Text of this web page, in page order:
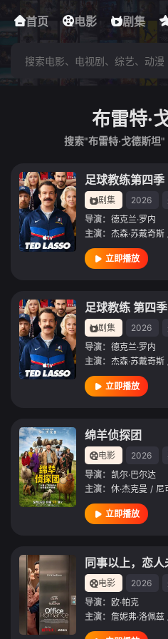
首页 电影 剧集
下载客户端
布雷特·
搜索"布雷特·戈德斯坦"
足球教练第四季
剧集 2026
导演： 德克兰·罗内
主演： 杰森·苏戴奇斯
立即播放
足球教练 第四季
剧集 2026
导演： 德克兰·罗内
主演： 杰森·苏戴奇斯
立即播放
绵羊侦探团
电影 2026
导演： 凯尔·巴尔达
主演： 休·杰克曼 / 尼
立即播放
同事以上，恋人
电影 2026
导演： 欧·帕克
主演： 詹妮弗·洛佩兹